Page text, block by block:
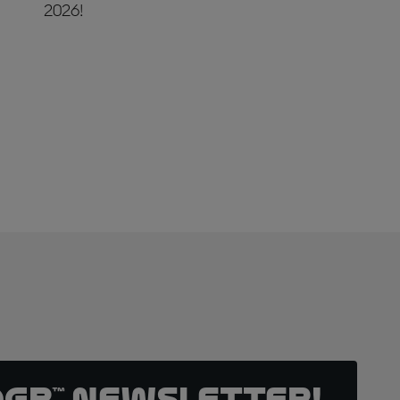
2026!